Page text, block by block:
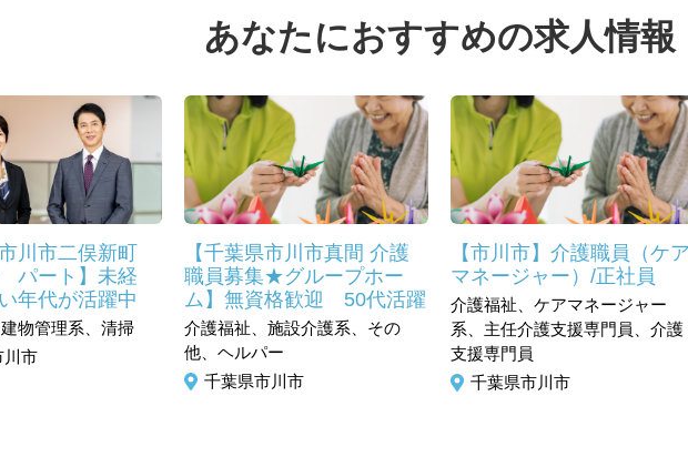
あなたにおすすめの求人情報
市川市二俣新町
パート】未経
年代が活躍中
物管理系、清掃
川市
【千葉県市川市真間 介護
職員募集★グループホー
ム】無資格歓迎 50代活躍
介護福祉、施設介護系、その
他、ヘルパー
千葉県市川市
【市川市】介護職員（ケ
マネージャー）/正社員
介護福祉、ケアマネージャー
系、主任介護支援専門員、介護
支援専門員
千葉県市川市